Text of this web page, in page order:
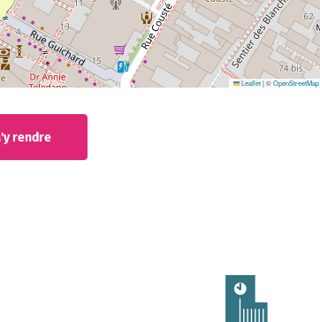
Leaflet|©OpenStreetMap
rendre